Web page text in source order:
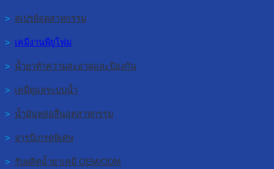
> สเปรย์อุตสาหกรรม
> เคมีงานพียูโฟม
> น้ำยาทำความสะอาดและป้องกัน
> เคมีดูแลระบบน้ำ
> น้ำมันหล่อลื่นอุตสาหกรรม
> จารบีเกรดพิเศษ
> รับผลิตน้ำยาเคมี OEM/ODM